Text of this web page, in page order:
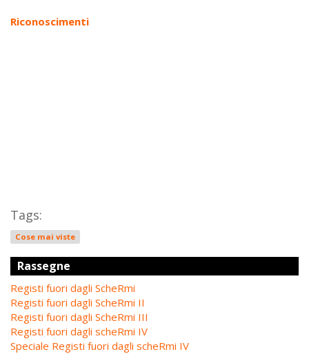
Riconoscimenti
Tags:
Cose mai viste
Rassegne
Registi fuori dagli ScheRmi
Registi fuori dagli ScheRmi II
Registi fuori dagli ScheRmi III
Registi fuori dagli scheRmi IV
Speciale Registi fuori dagli scheRmi IV